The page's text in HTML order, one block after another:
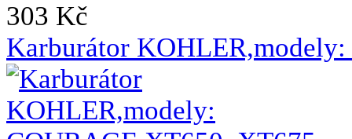
303 Kč
Karburátor